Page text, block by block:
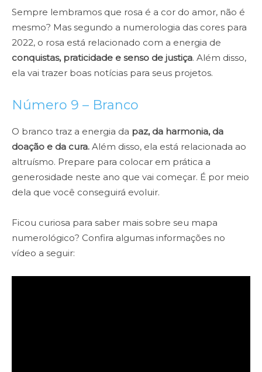
Sempre lembramos que rosa é a cor do amor, não é
mesmo? Mas segundo a numerologia das cores para
2022, o rosa está relacionado com a energia de
conquistas, praticidade e senso de justiça. Além disso,
ela vai trazer boas notícias para seus projetos.
Número 9 – Branco
O branco traz a energia da paz, da harmonia, da
doação e da cura. Além disso, ela está relacionada ao
altruísmo. Prepare para colocar em prática a
generosidade neste ano que vai começar. É por meio
dela que você conseguirá evoluir.
Ficou curiosa para saber mais sobre seu mapa
numerológico? Confira algumas informações no
vídeo a seguir: